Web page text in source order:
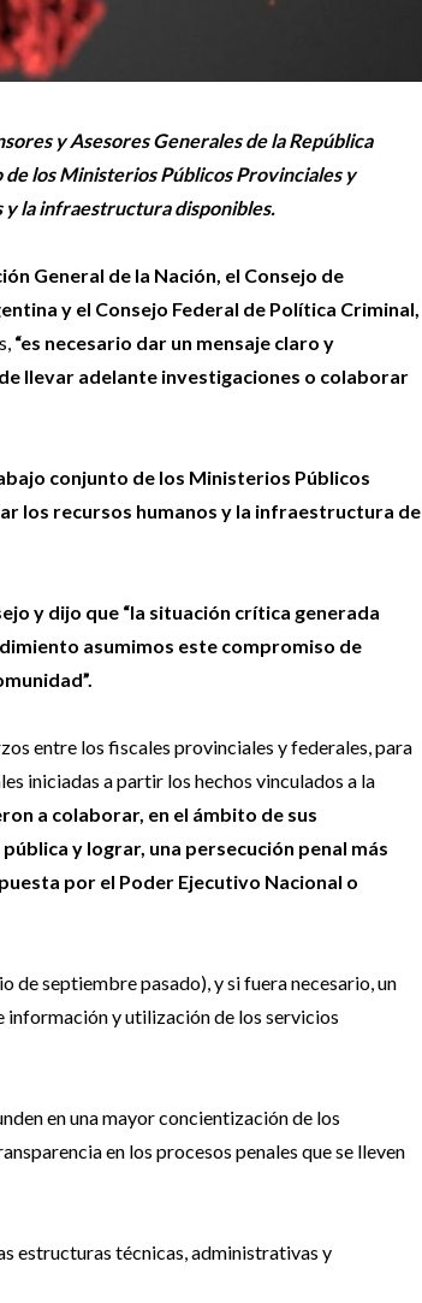
y Asesores Generales de la República
los Ministerios Públicos Provinciales y
y la infraestructura disponibles.
General de la Nación, el Consejo de
y el Consejo Federal de Política Criminal,
“es necesario dar un mensaje claro y
llevar adelante investigaciones o colaborar
conjunto de los Ministerios Públicos
los recursos humanos y la infraestructura de
y dijo que “la situación crítica generada
asumimos este compromiso de
entre los fiscales provinciales y federales, para
iniciadas a partir los hechos vinculados a la
a colaborar, en el ámbito de sus
y lograr, una persecución penal más
por el Poder Ejecutivo Nacional o
de septiembre pasado), y si fuera necesario, un
y utilización de los servicios
en una mayor concientización de los
en los procesos penales que se lleven
estructuras técnicas, administrativas y